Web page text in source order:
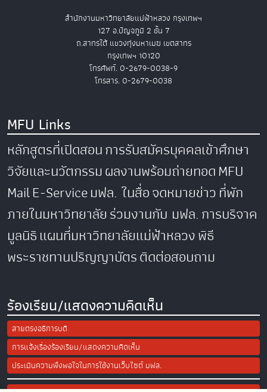
สำนักงานมหาวิทยาลัยแม่ฟ้าหลวง กรุงเทพฯ
127 อ.ปัญจภูมิ 2 ชั้น 7
ถ.สาทรใต้ แขวงทุ่งมหาเมฆ เขตสาทร
กรุงเทพฯ 10120
โทรศัพท์. 0-2679-0038-9
โทรสาร. 0-2679-0038
MFU Links
หลักสูตรที่เปิดสอนการรับสมัครบุคคลเข้าศึกษา
วิจัยและนวัตกรรมผลงานพร้อมถ่ายทอดMFU
MailE-Serviceมฟล. ในสื่อจดหมายข่าวที่พัก
ภายในมหาวิทยาลัยร่วมงานกับ มฟล.การบริจาค
มูลนิธิแผนที่มหาวิทยาลัยแม่ฟ้าหลวงพิธี
พระราชทานปริญญาบัตรติดต่อสอบถาม
ร้องเรียน/แสดงความคิดเห็น
สายตรงอธิการบดี
การแจ้งเรื่องร้องเรียน/แสดงความคิดเห็น
ประเมินความพึงพอใจในการใช้งานเว็บไซต์ มฟล.